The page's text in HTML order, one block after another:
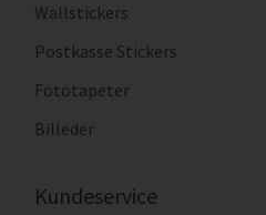
Wallstickers
Postkasse Stickers
Fototapeter
Billeder
Kundeservice